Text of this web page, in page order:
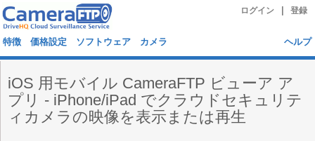
ログイン 登録
特徴 価格設定 ソフトウェア カメラ ヘルプ
iOS 用モバイル CameraFTP ビューア ア
プリ - iPhone/iPad でクラウドセキュリテ
ィカメラの映像を表示または再生